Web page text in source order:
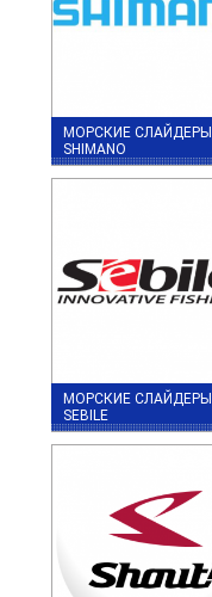
МОРСКИЕ СЛАЙДЕРЫ
SHIMANO
МОРСКИЕ СЛАЙДЕРЫ
SEBILE